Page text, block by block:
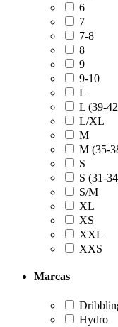
6
7
7-8
8
9
9-10
L
L (39-
L/XL
M
M (35-
S
S (31-
S/M
XL
XS
XXL
XXS
Marcas
Hydro